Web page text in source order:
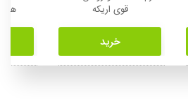
قوی اریکه
خرید